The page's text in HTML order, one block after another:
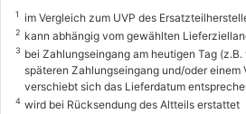
1 im Vergleich zum UVP des
2 kann abhängig vom gewählten
3 bei Zahlungseingang am heutigen Tag
späteren Zahlungseingang und/oder einem
verschiebt sich das Lieferdatum
4 wird bei Rücksendung des Altteils erstattet